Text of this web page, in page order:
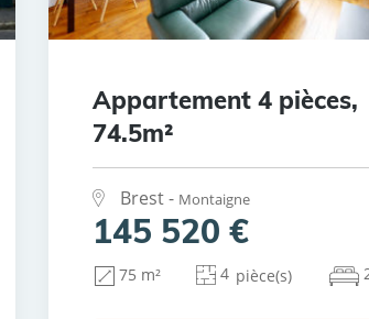
Appartement 4 pièces,
74.5m²
Brest - Montaigne
145 520 €
75 m² 4 pièce(s)